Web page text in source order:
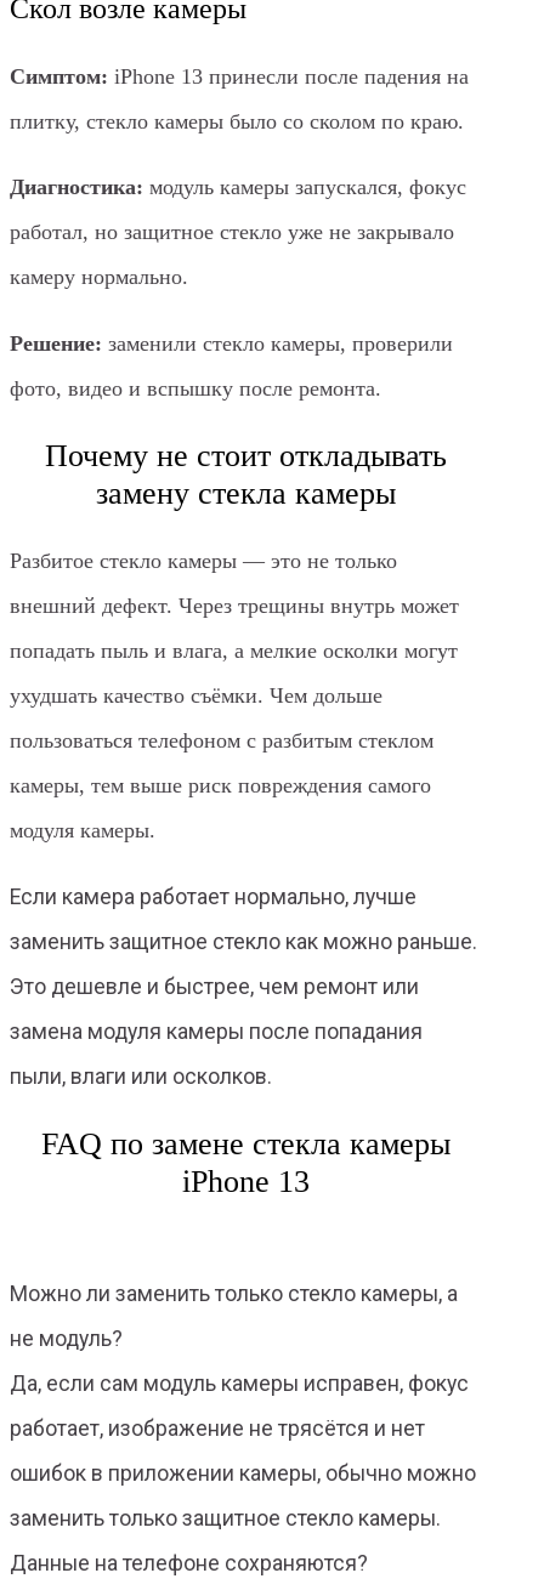
Скол возле камеры
Симптом: iPhone 13 принесли после падения на
плитку, стекло камеры было со сколом по краю.
Диагностика: модуль камеры запускался, фокус
работал, но защитное стекло уже не закрывало
камеру нормально.
Решение: заменили стекло камеры, проверили
фото, видео и вспышку после ремонта.
Почему не стоит откладывать
замену стекла камеры
Разбитое стекло камеры — это не только
внешний дефект. Через трещины внутрь может
попадать пыль и влага, а мелкие осколки могут
ухудшать качество съёмки. Чем дольше
пользоваться телефоном с разбитым стеклом
камеры, тем выше риск повреждения самого
модуля камеры.
Если камера работает нормально, лучше
заменить защитное стекло как можно раньше.
Это дешевле и быстрее, чем ремонт или
замена модуля камеры после попадания
пыли, влаги или осколков.
FAQ по замене стекла камеры
iPhone 13
Можно ли заменить только стекло камеры, а
не модуль?
Да, если сам модуль камеры исправен, фокус
работает, изображение не трясётся и нет
ошибок в приложении камеры, обычно можно
заменить только защитное стекло камеры.
Данные на телефоне сохраняются?